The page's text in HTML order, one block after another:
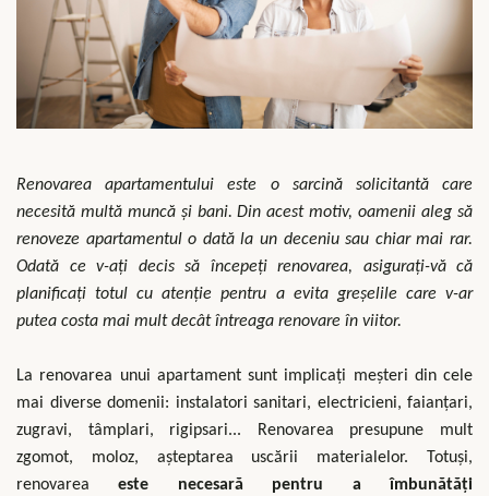
Renovarea apartamentului este o sarcină solicitantă care
necesită multă muncă și bani. Din acest motiv, oamenii aleg să
renoveze apartamentul o dată la un deceniu sau chiar mai rar.
Odată ce v-ați decis să începeți renovarea, asigurați-vă că
planificați totul cu atenție pentru a evita greșelile care v-ar
putea costa mai mult decât întreaga renovare în viitor.
La renovarea unui apartament sunt implicați meșteri din cele
mai diverse domenii: instalatori sanitari, electricieni, faianțari,
zugravi, tâmplari, rigipsari... Renovarea presupune mult
zgomot, moloz, așteptarea uscării materialelor. Totuși,
renovareaeste necesară pentru a îmbunătăți